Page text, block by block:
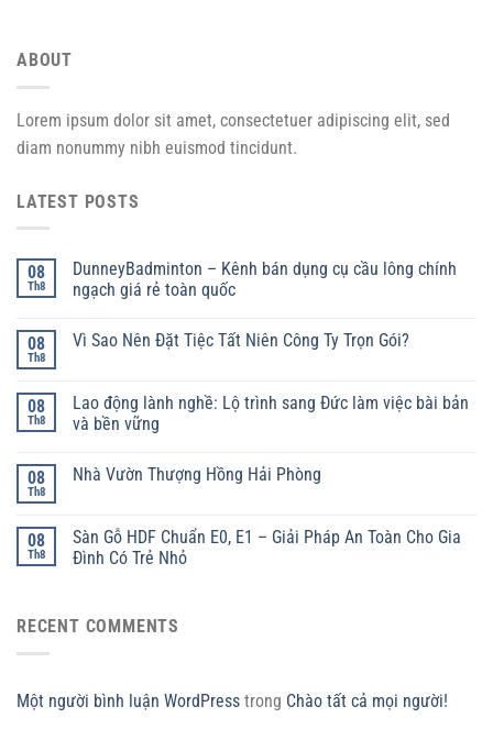
ABOUT
Lorem ipsum dolor sit amet, consectetuer adipiscing elit, sed
diam nonummy nibh euismod tincidunt.
LATEST POSTS
08
Th8
DunneyBadminton – Kênh bán dụng cụ cầu lông chính
ngạch giá rẻ toàn quốc
08
Th8
Vì Sao Nên Đặt Tiệc Tất Niên Công Ty Trọn Gói?
08
Th8
Lao động lành nghề: Lộ trình sang Đức làm việc bài bản
và bền vững
08
Th8
Nhà Vườn Thượng Hồng Hải Phòng
08
Th8
Sàn Gỗ HDF Chuẩn E0, E1 – Giải Pháp An Toàn Cho Gia
Đình Có Trẻ Nhỏ
RECENT COMMENTS
Một người bình luận WordPress trong Chào tất cả mọi người!